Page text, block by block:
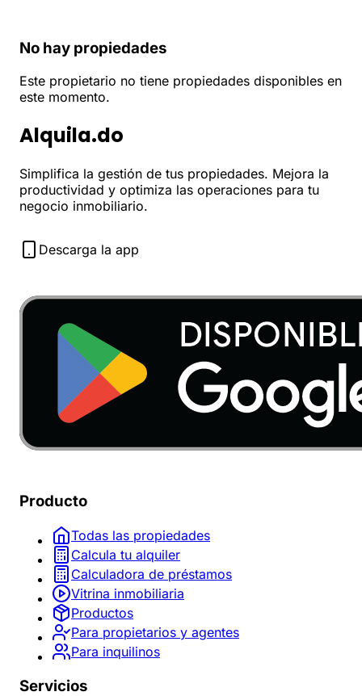
No hay propiedades
Este propietario no tiene propiedades disponibles en
este momento.
Alquila.do
Simplifica la gestión de tus propiedades. Mejora la
productividad y optimiza las operaciones para tu
negocio inmobiliario.
Descarga la app
Producto
Todas las propiedades
Calcula tu alquiler
Calculadora de préstamos
Vitrina inmobiliaria
Productos
Para propietarios y agentes
Para inquilinos
Servicios